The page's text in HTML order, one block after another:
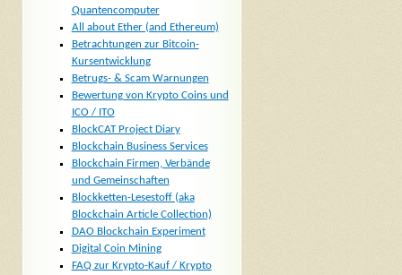
Quantencomputer
All about Ether (and Ethereum)
Betrachtungen zur Bitcoin-
Kursentwicklung
Betrugs- & Scam Warnungen
Bewertung von Krypto Coins und
ICO / ITO
BlockCAT Project Diary
Blockchain Business Services
Blockchain Firmen, Verbände
und Gemeinschaften
Blockketten-Lesestoff (aka
Blockchain Article Collection)
DAO Blockchain Experiment
Digital Coin Mining
FAQ zur Krypto-Kauf / Krypto